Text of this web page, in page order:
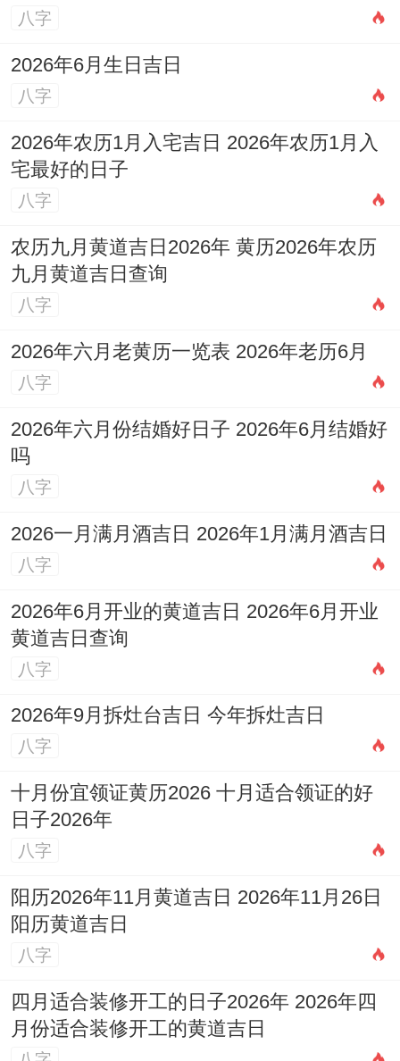
八字
2026年6月生日吉日
八字
2026年农历1月入宅吉日 2026年农历1月入
宅最好的日子
八字
农历九月黄道吉日2026年 黄历2026年农历
九月黄道吉日查询
八字
2026年六月老黄历一览表 2026年老历6月
八字
2026年六月份结婚好日子 2026年6月结婚好
吗
八字
2026一月满月酒吉日 2026年1月满月酒吉日
八字
2026年6月开业的黄道吉日 2026年6月开业
黄道吉日查询
八字
2026年9月拆灶台吉日 今年拆灶吉日
八字
十月份宜领证黄历2026 十月适合领证的好
日子2026年
八字
阳历2026年11月黄道吉日 2026年11月26日
阳历黄道吉日
八字
四月适合装修开工的日子2026年 2026年四
月份适合装修开工的黄道吉日